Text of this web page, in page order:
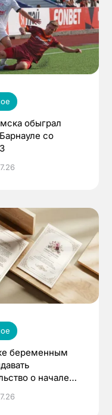
обыграл
со
беременным
о начале